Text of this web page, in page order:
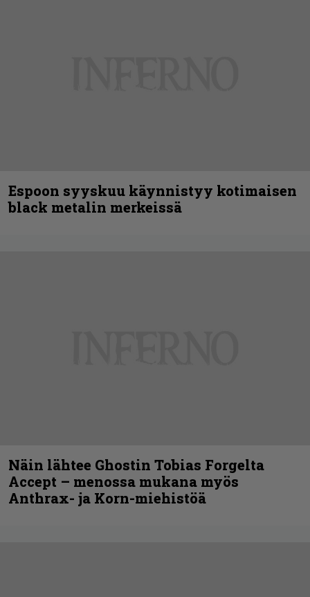
Espoon syyskuu käynnistyy kotimaisen
black metalin merkeissä
Näin lähtee Ghostin Tobias Forgelta
Accept – menossa mukana myös
Anthrax- ja Korn-miehistöä